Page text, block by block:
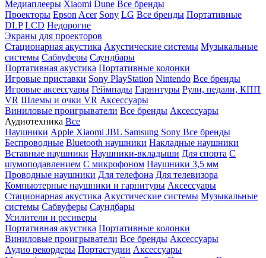
Медиаплееры Xiaomi Dune Все бренды
Проекторы Epson Acer Sony LG Все бренды Портативные
DLP LCD Недорогие
Экраны для проекторов
Стационарная акустика Акустические системы Музыкальные
системы Сабвуферы Саундбары
Портативная акустика Портативные колонки
Игровые приставки Sony PlayStation Nintendo Все бренды
Игровые аксессуары Геймпады Гарнитуры Рули, педали, КПП
VR Шлемы и очки VR Аксессуары
Виниловые проигрыватели Все бренды Аксессуары
Аудиотехника Все
Наушники Apple Xiaomi JBL Samsung Sony Все бренды
Беспроводные Bluetooth наушники Накладные наушники
Вставные наушники Наушники-вкладыши Для спорта С
шумоподавлением С микрофоном Наушники 3,5 мм
Проводные наушники Для телефона Для телевизора
Компьютерные наушники и гарнитуры Аксессуары
Стационарная акустика Акустические системы Музыкальные
системы Сабвуферы Саундбары
Усилители и ресиверы
Портативная акустика Портативные колонки
Виниловые проигрыватели Все бренды Аксессуары
Аудио рекордеры Портастудии Аксессуары